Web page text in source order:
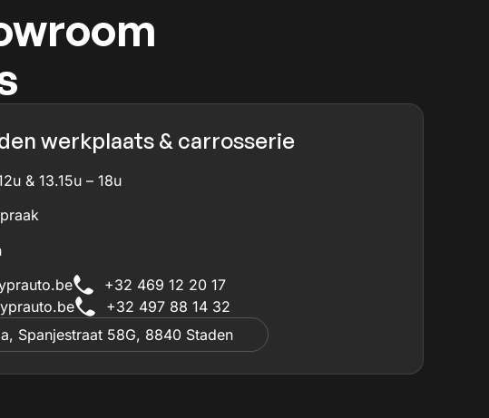
werkplaats & carrosserie
& 13.15u – 18u
+32 469 12 20 17
+32 497 88 14 32
Spanjestraat 58G, 8840 Staden